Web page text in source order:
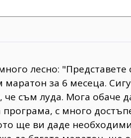
лесно:
маратон за 6 месеца.
съм луда. Мога обаче
с много
ще ви даде